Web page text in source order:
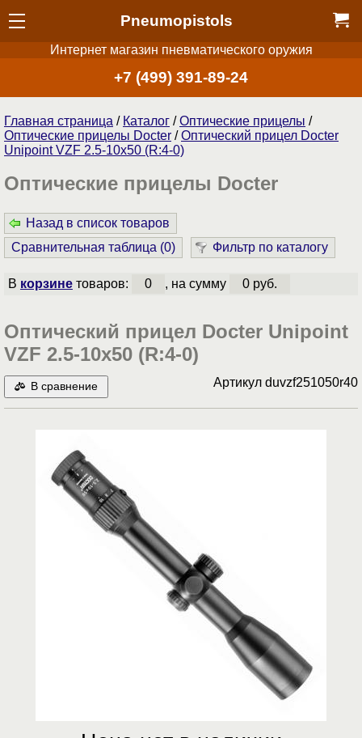
Pneumopistols
Интернет магазин пневматического оружия
+7 (499) 391-89-24
Главная страница / Каталог /Оптические прицелы /
Оптические прицелы Docter /Оптический прицел Docter
Unipoint VZF 2.5-10x50 (R:4-0)
Оптические прицелы Docter
Назад в список товаров
Сравнительная таблица (0) Фильтр по каталогу
В корзинетоваров: 0 , на сумму 0 руб.
Оптический прицел Docter Unipoint
VZF 2.5-10x50 (R:4-0)
В сравнение Артикул duvzf251050r40